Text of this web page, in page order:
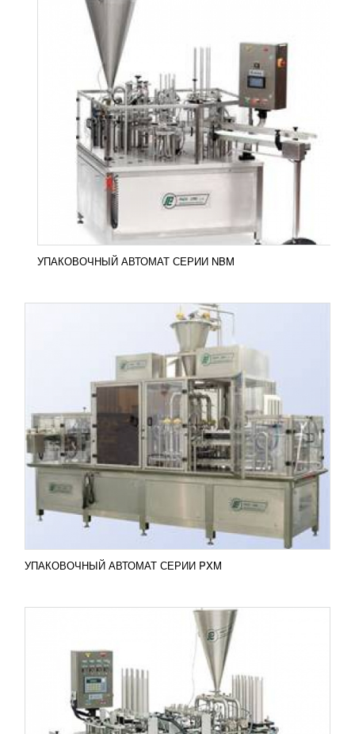
УПАКОВОЧНЫЙ АВТОМАТ СЕРИИ NBM
УПАКОВОЧНЫЙ АВТОМАТ СЕРИИ PXM
УЗНАТЬ ЦЕНУ
Автоматы серии PXM линейного типа
производятся компанией «PACK LINE» с 2002
года. С этого момента оборудование
зарекомендовало себя в качестве...
ПОДРОБНЕЕ
Добавить в сравнение
УПАКОВОЧНЫЙ АВТОМАТ СЕРИИ PXM
УПАКОВОЧНЫЙ АВТОМАТ СЕРИИ PXG
УЗНАТЬ ЦЕНУ
Aвтоматы серии PXG линейного типа
используются фасовки и дальнейшей упаковки
продукции пастообразной, жидкой формы, гранул,
аэрированных товаров....
ПОДРОБНЕЕ
Добавить в сравнение
УПАКОВОЧНЫЙ АВТОМАТ СЕРИИ NB-070
УЗНАТЬ ЦЕНУ